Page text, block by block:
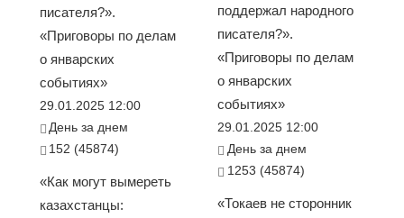
писателя?».
«Приговоры по делам
о январских
событиях»
29.01.2025 12:00
День за днем
152 (45874)
«Как могут вымереть
казахстанцы:
поддержал народного
писателя?».
«Приговоры по делам
о январских
событиях»
29.01.2025 12:00
День за днем
1253 (45874)
«Токаев не сторонник